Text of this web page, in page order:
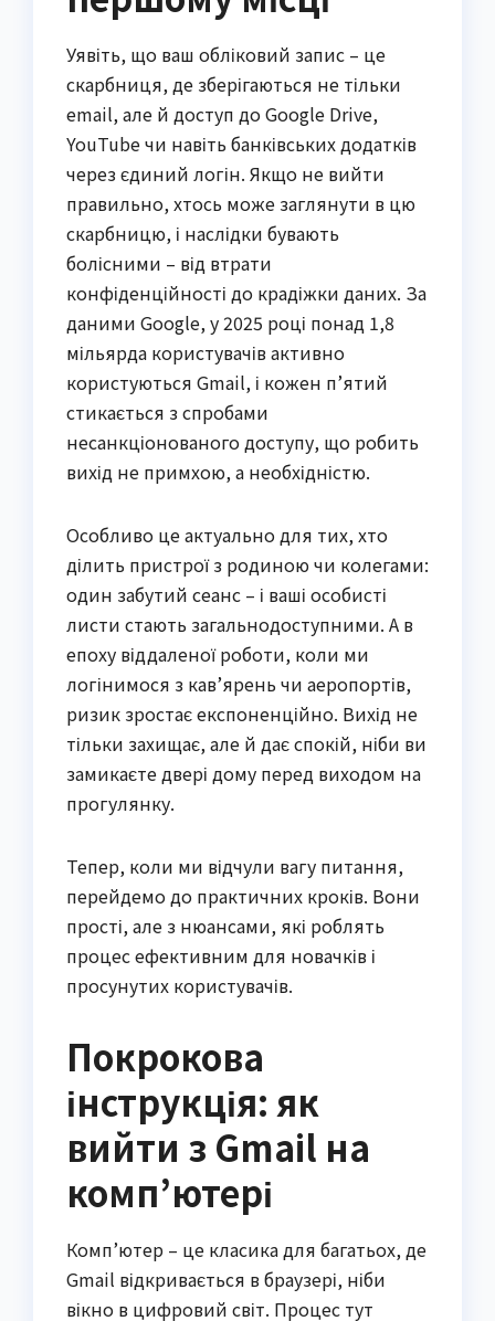
Уявіть, що ваш обліковий запис – це
скарбниця, де зберігаються не тільки
email, але й доступ до Google Drive,
YouTube чи навіть банківських додатків
через єдиний логін. Якщо не вийти
правильно, хтось може заглянути в цю
скарбницю, і наслідки бувають
болісними – від втрати
конфіденційності до крадіжки даних. За
даними Google, у 2025 році понад 1,8
мільярда користувачів активно
користуються Gmail, і кожен п’ятий
стикається з спробами
несанкціонованого доступу, що робить
вихід не примхою, а необхідністю.
Особливо це актуально для тих, хто
ділить пристрої з родиною чи колегами:
один забутий сеанс – і ваші особисті
листи стають загальнодоступними. А в
епоху віддаленої роботи, коли ми
логінимося з кав’ярень чи аеропортів,
ризик зростає експоненційно. Вихід не
тільки захищає, але й дає спокій, ніби ви
замикаєте двері дому перед виходом на
прогулянку.
Тепер, коли ми відчули вагу питання,
перейдемо до практичних кроків. Вони
прості, але з нюансами, які роблять
процес ефективним для новачків і
просунутих користувачів.
Покрокова
інструкція: як
вийти з Gmail на
комп’ютері
Комп’ютер – це класика для багатьох, де
Gmail відкривається в браузері, ніби
вікно в цифровий світ. Процес тут